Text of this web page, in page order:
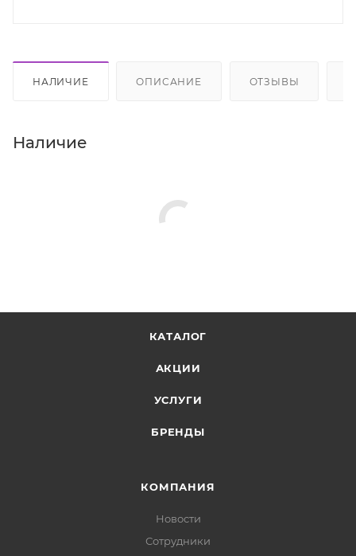
НАЛИЧИЕ ОПИСАНИЕ ОТЗЫВЫ
Наличие
КАТАЛОГ
АКЦИИ
УСЛУГИ
БРЕНДЫ
КОМПАНИЯ
Новости
Сотрудники